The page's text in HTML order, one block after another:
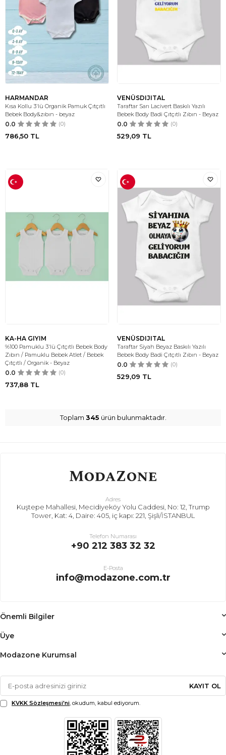
HARMANDAR
Kısa Kollu 3'lü Organik Pamuk Çıtçıtlı
Bebek Body&zıbın - beyaz
0.0 (0)
786,50 TL
VENÜSDIJITAL
Taraftar Sarı Lacivert Baskılı Yazılı
Bebek Body Badi Çıtçıtlı Zıbın - Beyaz
0.0 (0)
529,09 TL
KA-HA GIYIM
%100 Pamuklu 3'lü Çıtçıtlı Bebek Body
Zıbın / Pamuklu Bebek Atlet / Bebek
Çıtçıtlı / Organik - Beyaz
0.0 (0)
737,88 TL
VENÜSDIJITAL
Taraftar Siyah Beyaz Baskılı Yazılı
Bebek Body Badi Çıtçıtlı Zıbın - Beyaz
0.0 (0)
529,09 TL
Toplam 345 ürün bulunmaktadır.
Adres
Kuştepe Mahallesi, Mecidiyeköy Yolu Caddesi, No: 12, Trump
Tower, Kat: 4, Daire: 405, iç kapı: 221, Şişli/İSTANBUL
Telefon Numarası
+90 212 383 32 32
E-Posta
info@modazone.com.tr
Önemli Bilgiler
Üye
Modazone Kurumsal
KAYIT OL
KVKK Sözleşmesi'ni, okudum, kabul ediyorum.